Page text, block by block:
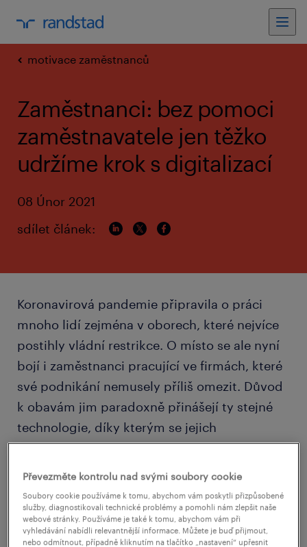
motivace zaměstnanců
Zaměstnanci: bez pomoci
zaměstnavatele jen těžko
udržíme krok s digitalizací
08 Únor 2021
sdílet článek:
Koronavirová pandemie připravila o práci
mnoho lidí zejména v oborech, které nejvíce
postihly vládní restrikce. O místo se ale nyní
bojí i zaměstnanci pracující ve firmách, které
své podnikání nemusely příliš omezit. Důvod
k obavám jim paradoxně přinášejí ty stejné
technologie, díky kterým se jejich
zaměstnavatel dokázal během krize udržet na
nohou a vyhnout propouštění.
Převezměte kontrolu nad svými soubory cookie
Soubory cookie používáme k tomu, abychom vám poskytli přizpůsobené
služby, diagnostikovali technické problémy a pomohli nám zlepšit naše
webové stránky. Používáme je také k tomu, abychom vám při
vyhledávání nabídli relevantnější informace. Můžete je buď přijmout,
nebo odmítnout, případně kliknutím na tlačítko „nastavení“ upřesnit